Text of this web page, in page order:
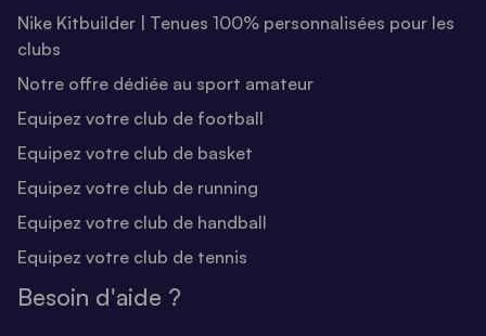
Nike Kitbuilder | Tenues 100% personnalisées pour les
clubs
Notre offre dédiée au sport amateur
Equipez votre club de football
Equipez votre club de basket
Equipez votre club de running
Equipez votre club de handball
Equipez votre club de tennis
Besoin d'aide ?